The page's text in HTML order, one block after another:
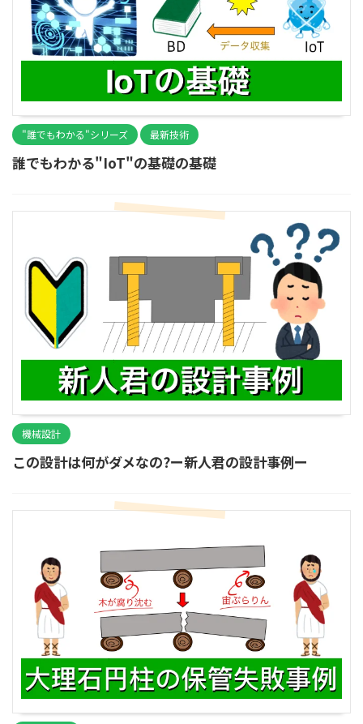
"誰でもわかる"シリーズ 最新技術
誰でもわかる"IoT"の基礎の基礎
機械設計
この設計は何がダメなの?ー新人君の設計事例ー